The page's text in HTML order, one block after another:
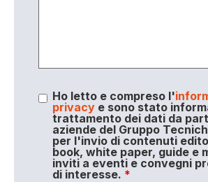
Ho letto e compreso l'
privacye sono stato
trattamento dei dati da
aziende del Gruppo
per l'invio di contenuti
book, white paper, guide e
inviti a eventi e convegni
di interesse. *